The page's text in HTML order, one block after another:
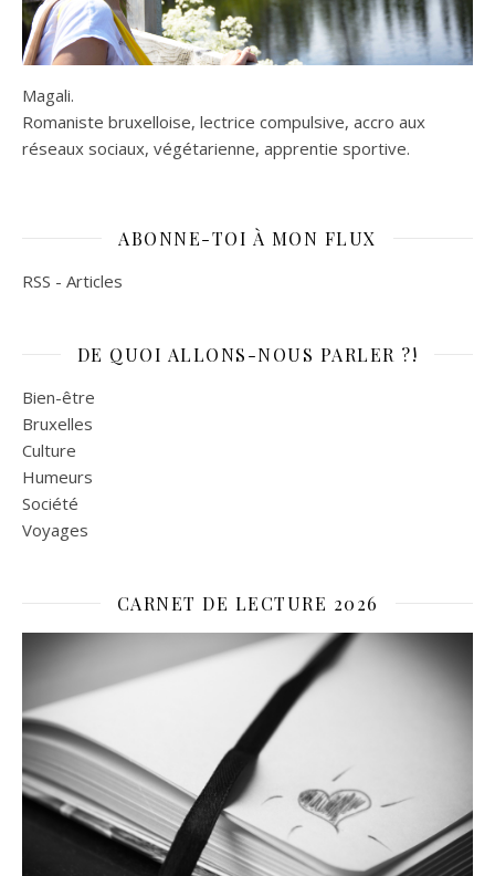
Magali.
Romaniste bruxelloise, lectrice compulsive, accro aux
réseaux sociaux, végétarienne, apprentie sportive.
ABONNE-TOI À MON FLUX
RSS - Articles
DE QUOI ALLONS-NOUS PARLER ?!
Bien-être
Bruxelles
Culture
Humeurs
Société
Voyages
CARNET DE LECTURE 2026